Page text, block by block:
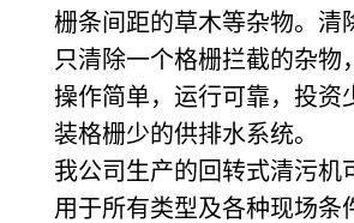
栅条间距的草木等杂物。清
只清除一个格栅拦截的杂物
操作简单，运行可靠，投资
装格栅少的供排水系统。
我公司生产的回转式清污机
用于所有类型及各种现场条